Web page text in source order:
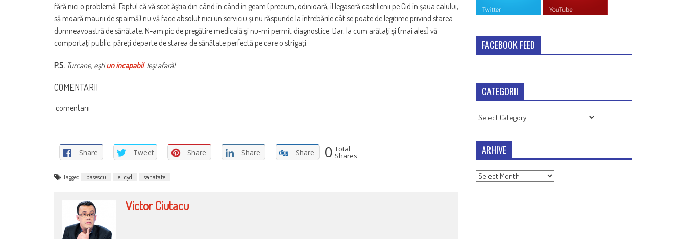
fără nici o problemă. Faptul că vă scot ăştia din când în când în geam (precum, odinioară, îl legaseră castilienii pe Cid în şaua calului,
să moară maurii de spaimă) nu vă face absolut nici un serviciu şi nu răspunde la întrebările cât se poate de legitime privind starea
dumneavoastră de sănătate. N-am pic de pregătire medicală şi nu-mi permit diagnostice. Dar, la cum arătaţi şi (mai ales) vă
comportaţi public, păreţi departe de starea de sănătate perfectă pe care o strigaţi.
P.S. Turcane, eştiun incapabil. Ieşi afară!
COMENTARII
comentarii
Share Tweet Share Share Share 0 Total
Shares
Tagged basescu el cyd sanatate
Victor Ciutacu
FACEBOOK FEED
CATEGORII
Categorii
ARHIVE
Arhive